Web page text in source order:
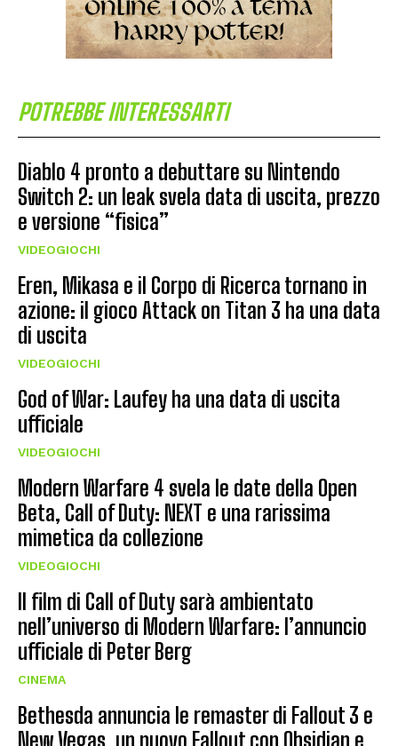
POTREBBE INTERESSARTI
Diablo 4 pronto a debuttare su Nintendo
Switch 2: un leak svela data di uscita, prezzo
e versione “fisica”
VIDEOGIOCHI
Eren, Mikasa e il Corpo di Ricerca tornano in
azione: il gioco Attack on Titan 3 ha una data
di uscita
VIDEOGIOCHI
God of War: Laufey ha una data di uscita
ufficiale
VIDEOGIOCHI
Modern Warfare 4 svela le date della Open
Beta, Call of Duty: NEXT e una rarissima
mimetica da collezione
VIDEOGIOCHI
Il film di Call of Duty sarà ambientato
nell’universo di Modern Warfare: l’annuncio
ufficiale di Peter Berg
CINEMA
Bethesda annuncia le remaster di Fallout 3 e
New Vegas, un nuovo Fallout con Obsidian e